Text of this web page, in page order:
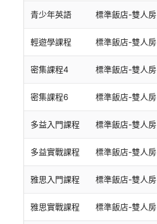
青少年英語 標準飯店-雙人房
輕遊學課程 標準飯店-雙人房
密集課程4 標準飯店-雙人房
密集課程6 標準飯店-雙人房
多益入門課程 標準飯店-雙人房
多益實戰課程 標準飯店-雙人房
雅思入門課程 標準飯店-雙人房
雅思實戰課程 標準飯店-雙人房